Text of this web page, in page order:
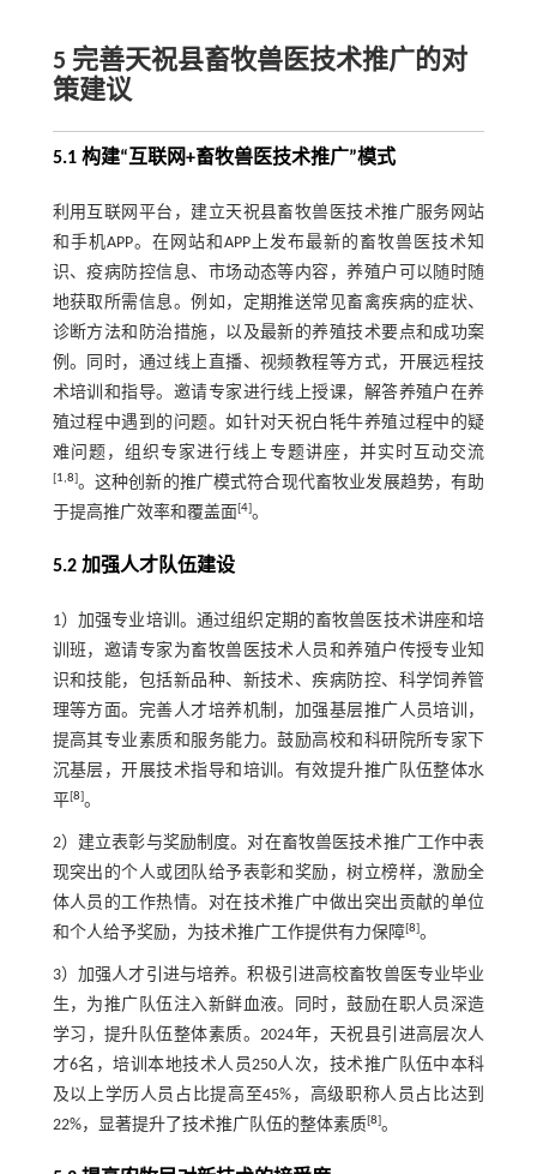
5 完善天祝县畜牧兽医技术推广的对
策建议
5.1 构建“互联网+畜牧兽医技术推广”模式
利用互联网平台，建立天祝县畜牧兽医技术推广服务网站
和手机APP。在网站和APP上发布最新的畜牧兽医技术知
识、疫病防控信息、市场动态等内容，养殖户可以随时随
地获取所需信息。例如，定期推送常见畜禽疾病的症状、
诊断方法和防治措施，以及最新的养殖技术要点和成功案
例。同时，通过线上直播、视频教程等方式，开展远程技
术培训和指导。邀请专家进行线上授课，解答养殖户在养
殖过程中遇到的问题。如针对天祝白牦牛养殖过程中的疑
难问题，组织专家进行线上专题讲座，并实时互动交流
[1,8]。这种创新的推广模式符合现代畜牧业发展趋势，有助
于提高推广效率和覆盖面[4]。
5.2 加强人才队伍建设
1）加强专业培训。通过组织定期的畜牧兽医技术讲座和培
训班，邀请专家为畜牧兽医技术人员和养殖户传授专业知
识和技能，包括新品种、新技术、疾病防控、科学饲养管
理等方面。完善人才培养机制，加强基层推广人员培训，
提高其专业素质和服务能力。鼓励高校和科研院所专家下
沉基层，开展技术指导和培训。有效提升推广队伍整体水
平[8]。
2）建立表彰与奖励制度。对在畜牧兽医技术推广工作中表
现突出的个人或团队给予表彰和奖励，树立榜样，激励全
体人员的工作热情。对在技术推广中做出突出贡献的单位
和个人给予奖励，为技术推广工作提供有力保障[8]。
3）加强人才引进与培养。积极引进高校畜牧兽医专业毕业
生，为推广队伍注入新鲜血液。同时，鼓励在职人员深造
学习，提升队伍整体素质。2024年，天祝县引进高层次人
才6名，培训本地技术人员250人次，技术推广队伍中本科
及以上学历人员占比提高至45%，高级职称人员占比达到
22%，显著提升了技术推广队伍的整体素质[8]。